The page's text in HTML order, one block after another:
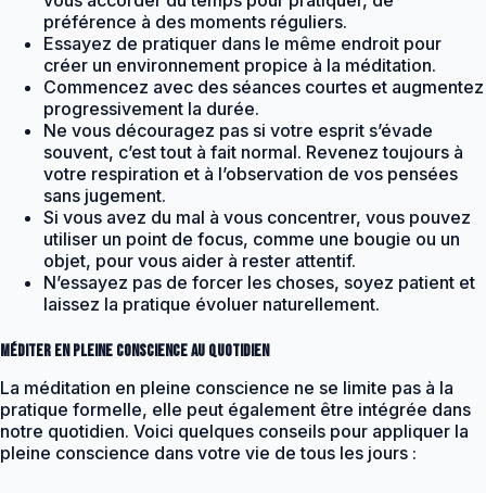
préférence à des moments réguliers.
Essayez de pratiquer dans le même endroit pour
créer un environnement propice à la méditation.
Commencez avec des séances courtes et augmentez
progressivement la durée.
Ne vous découragez pas si votre esprit s’évade
souvent, c’est tout à fait normal. Revenez toujours à
votre respiration et à l’observation de vos pensées
sans jugement.
Si vous avez du mal à vous concentrer, vous pouvez
utiliser un point de focus, comme une bougie ou un
objet, pour vous aider à rester attentif.
N’essayez pas de forcer les choses, soyez patient et
laissez la pratique évoluer naturellement.
Méditer en pleine conscience au quotidien
La méditation en pleine conscience ne se limite pas à la
pratique formelle, elle peut également être intégrée dans
notre quotidien. Voici quelques conseils pour appliquer la
pleine conscience dans votre vie de tous les jours :